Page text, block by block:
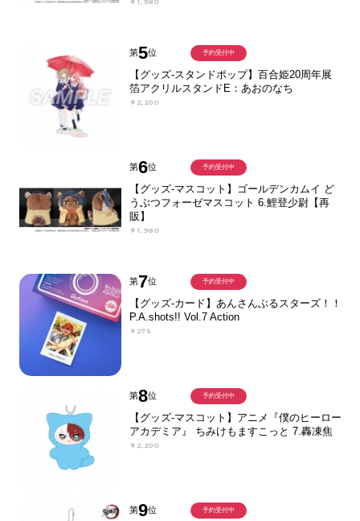
第5位
【グッズ-スタンドポップ】百合姫20周年展
箔アクリルスタンドE：あおのなち
￥2,200
予約受付中
第6位
【グッズ-マスコット】ゴールデンカムイ ど
うぶつフォーゼマスコット 6.鯉登少尉【再
販】
￥1,980
予約受付中
第7位
【グッズ-カード】あんさんぶるスターズ！！
P.A.shots!! Vol.7 Action
￥275
予約受付中
第8位
【グッズ-マスコット】アニメ『僕のヒーロー
アカデミア』 ちみけもますこっと 7.轟凍焦
￥2,200
予約受付中
第9位 予約受付中